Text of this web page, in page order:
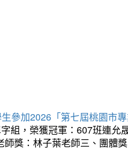
參加2026「第七屆桃園市
組，榮獲冠軍：607班連
獎：林子葉老師三、團體